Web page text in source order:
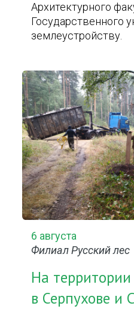
Архитектурного
Государственного
землеустройству.
6 августа
Филиал Русский лес
На
в Серпухове и